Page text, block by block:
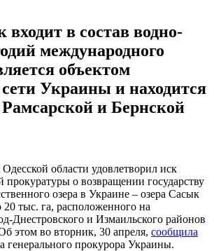
в состав водно-
международного
объектом
Украины и находится
и Бернской
области удовлетворил иск
прокуратуры о возвращении государству
озера в Украине – озера Сасык
тыс. га, расположенного на
Днестровского и Измаильского районов
этом во вторник, 30 апреля, сообщила
генерального прокурора Украины.